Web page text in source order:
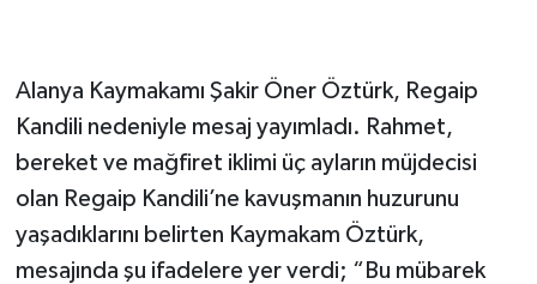
Alanya Kaymakamı Şakir Öner Öztürk, Regaip
Kandili nedeniyle mesaj yayımladı. Rahmet,
bereket ve mağfiret iklimi üç ayların müjdecisi
olan Regaip Kandili’ne kavuşmanın huzurunu
yaşadıklarını belirten Kaymakam Öztürk,
mesajında şu ifadelere yer verdi; “Bu mübarek